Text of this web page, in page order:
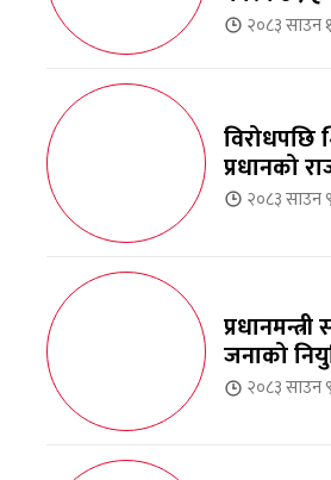
२०८३ साउन
विरोधपछि
प्रधानको
२०८३ साउन
जनाको
२०८३ साउन